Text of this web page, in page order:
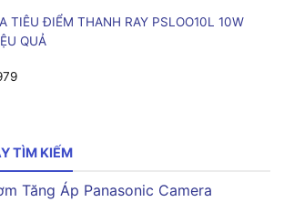
TIÊU ĐIỂM THANH RAY PSLOO10L 10W
QUẢ
TÌM KIẾM
Tăng Áp Panasonic Camera